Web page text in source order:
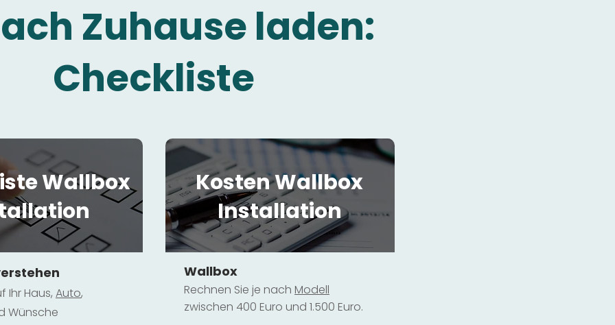
Zuhause laden:
Checkliste
Wallbox
Ihr Haus, Auto,
Wünsche
Kosten Wallbox
Installation
Wallbox
Rechnen Sie je nach Modell
zwischen 400 Euro und 1.500 Euro.